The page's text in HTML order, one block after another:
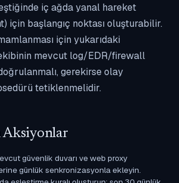
iç ağda yanal hareket
için başlangıç noktası oluşturabilir.
için yukarıdaki
mevcut log/EDR/firewall
gerekirse olay
tetiklenmelidir.
Aksiyonlar
güvenlik duvarı ve web proxy
günlük senkronizasyonla ekleyin.